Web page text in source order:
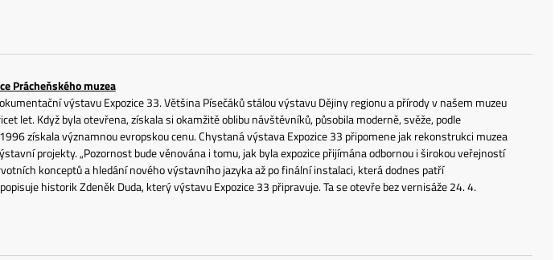
Prácheňského muzea
výstavu Expozice 33. Většina Písečáků stálou výstavu Dějiny regionu a přírody v našem muzeu
let. Když byla otevřena, získala si okamžitě oblibu návštěvníků, působila moderně, svěže, podle
získala významnou evropskou cenu. Chystaná výstava Expozice 33 připomene jak rekonstrukci muzea
projekty. „Pozornost bude věnována i tomu, jak byla expozice přijímána odbornou i širokou veřejností
konceptů a hledání nového výstavního jazyka až po finální instalaci, která dodnes patří
historik Zdeněk Duda, který výstavu Expozice 33 připravuje. Ta se otevře bez vernisáže 24. 4.